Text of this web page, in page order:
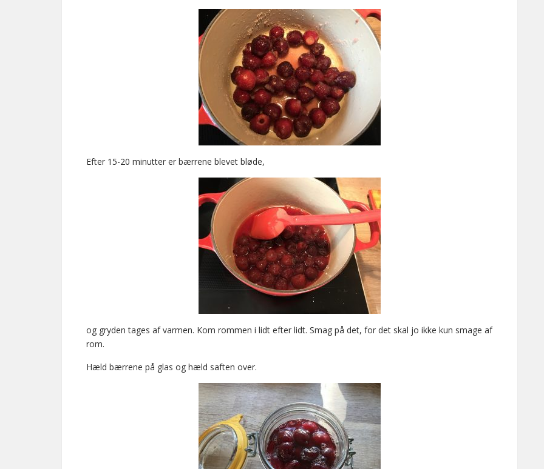
Efter 15-20 minutter er bærrene blevet bløde,
og gryden tages af varmen. Kom rommen i lidt efter lidt. Smag på det, for det skal jo ikke kun smage af
rom.
Hæld bærrene på glas og hæld saften over.